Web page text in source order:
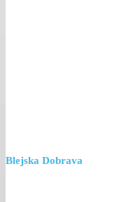
Blejska Dobrava